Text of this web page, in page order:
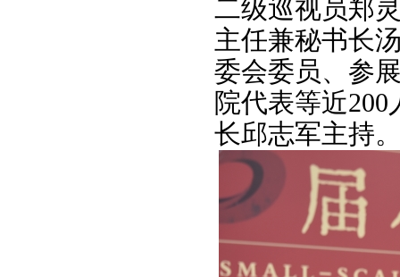
二级巡视员郑
主任兼秘书长
委会委员、参
院代表等近
长邱志军主持